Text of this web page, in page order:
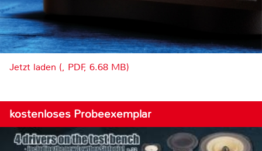
Jetzt laden (, PDF, 6.68 MB)
kostenloses Probeexemplar